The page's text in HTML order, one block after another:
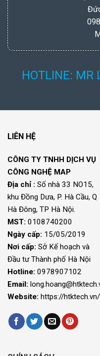
HOTLINE: MR
LIÊN HỆ
CÔNG TY TNHH DỊCH VỤ
CÔNG NGHỆ MAP
Địa chỉ : Số nhà 33 NO15,
khu Đồng Dưa, P. Hà Cầu, Q
Hà Đông, TP Hà Nội.
MST: 0108740200
Ngày cấp: 15/05/2019
Nơi cấp: Sở Kế hoạch và
Đầu tư Thành phố Hà Nội
Hotline: 0978907102
Email:
Website: https://htktech.vn/